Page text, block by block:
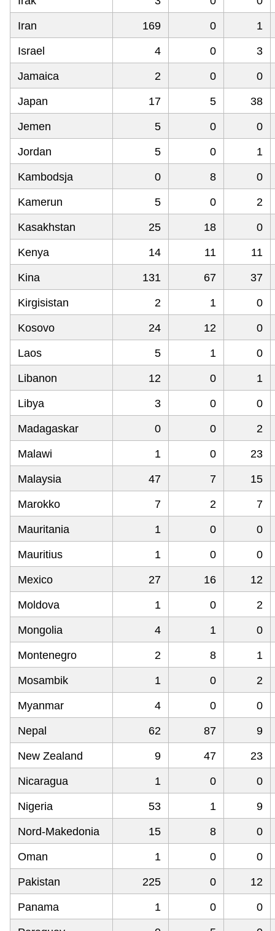
Iran 169 0 1
Israel 4 0 3
Jamaica 2 0 0
Japan 17 5 38
Jemen 5 0 0
Jordan 5 0 1
Kambodsja 0 8 0
Kamerun 5 0 2
Kasakhstan 25 18 0
Kenya 14 11 11
Kina 131 67 37
Kirgisistan 2 1 0
Kosovo 24 12 0
Laos 5 1 0
Libanon 12 0 1
Libya 3 0 0
Madagaskar 0 0 2
Malawi 1 0 23
Malaysia 47 7 15
Marokko 7 2 7
Mauritania 1 0 0
Mauritius 1 0 0
Mexico 27 16 12
Moldova 1 0 2
Mongolia 4 1 0
Montenegro 2 8 1
Mosambik 1 0 2
Myanmar 4 0 0
Nepal 62 87 9
New Zealand 9 47 23
Nicaragua 1 0 0
Nigeria 53 1 9
Nord-Makedonia 15 8 0
Oman 1 0 0
Pakistan 225 0 12
Panama 1 0 0